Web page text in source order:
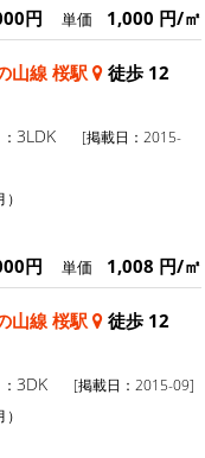
円 単価 1,000 円/㎡
山線 桜駅
徒歩 12
3LDK
[掲載日：2015-
円 単価 1,008 円/㎡
山線 桜駅
徒歩 12
3DK
[掲載日：2015-09]